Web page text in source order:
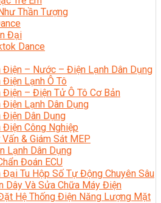
Thần Tượng
Đại
Dance
Điện – Nước – Điện Lạnh Dân Dụng
Lạnh Ô Tô
Điện – Điện Tử Ô Tô Cơ Bản
Điện Lạnh Dân Dụng
Điện Dân Dụng
Điện Công Nghiệp
& Giám Sát MEP
Lạnh Dân Dụng
Đoán ECU
Đại Tu Hộp Số Tự Động Chuyên Sâu
Dây Và Sửa Chữa Máy Điện
Hệ Thống Điện Năng Lượng Mặt